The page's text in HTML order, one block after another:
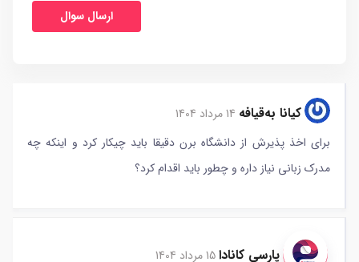
کیانا به‌قیافه 14 مرداد 1404
برای اخذ پذیرش از دانشگاه برن دقیقا باید چیکار کرد و اینکه چه
مدرک زبانی نیاز داره و چطور باید اقدام کرد؟
پارسی کانادا15 مرداد 1404